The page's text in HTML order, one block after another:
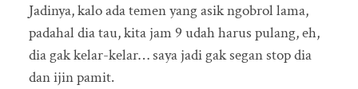
Jadinya, kalo ada temen yang asik ngobrol lama,
padahal dia tau, kita jam 9 udah harus pulang, eh,
dia gak kelar-kelar… saya jadi gak segan stop dia
dan ijin pamit.